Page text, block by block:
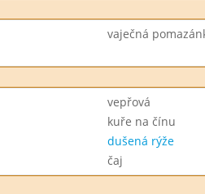
vaječná
vepřová
kuře na čínu
dušená rýže
čaj